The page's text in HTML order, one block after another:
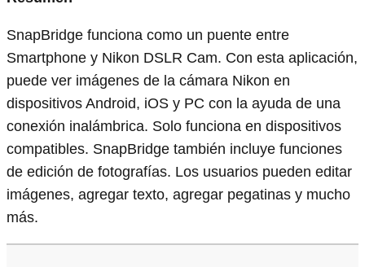
SnapBridge funciona como un puente entre
Smartphone y Nikon DSLR Cam. Con esta aplicación,
puede ver imágenes de la cámara Nikon en
dispositivos Android, iOS y PC con la ayuda de una
conexión inalámbrica. Solo funciona en dispositivos
compatibles. SnapBridge también incluye funciones
de edición de fotografías. Los usuarios pueden editar
imágenes, agregar texto, agregar pegatinas y mucho
más.